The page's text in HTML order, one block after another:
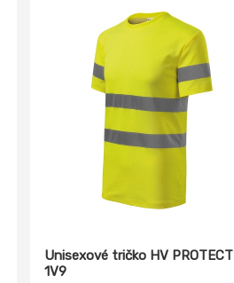
Unisexové tričko HV PROTECT
1V9